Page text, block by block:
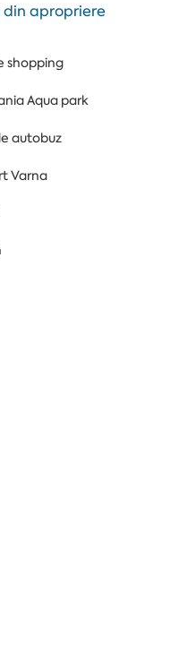
apropriere
shopping
Aqua park
autobuz
Varna